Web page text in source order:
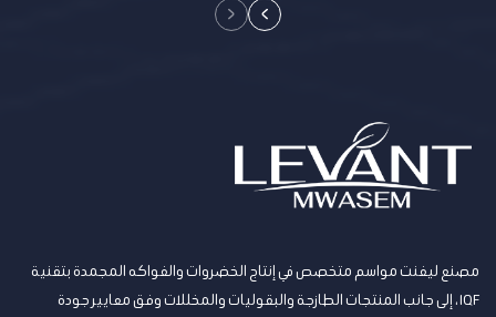
مصنع ليفنت مواسم متخصص في إنتاج الخضروات والفواكه المجمدة بتقنية
IQF، إلى جانب المنتجات الطازجة والبقوليات والمخللات وفق معايير جودة